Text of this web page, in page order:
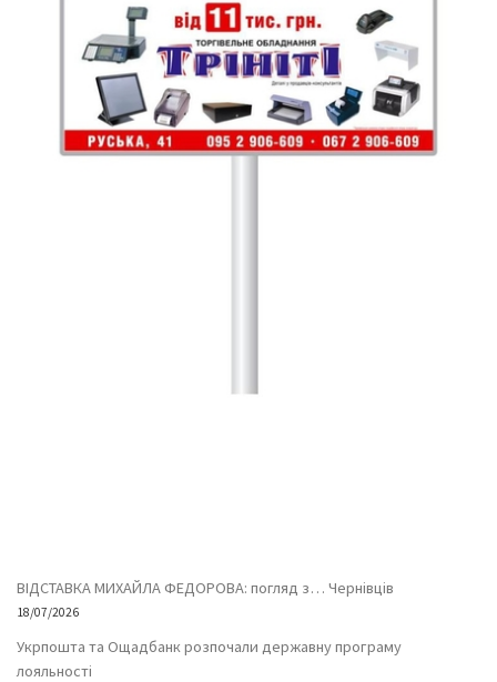
ВІДСТАВКА МИХАЙЛА ФЕДОРОВА: погляд з… Чернівців
18/07/2026
Укрпошта та Ощадбанк розпочали державну програму
лояльності